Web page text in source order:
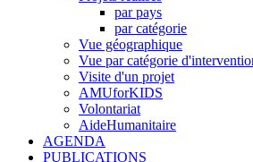
par pays
par catégorie
Vue géographique
Vue par catégorie
Visite d'un projet
AMUforKIDS
Volontariat
AideHumanitaire
AGENDA
PUBLICATIONS